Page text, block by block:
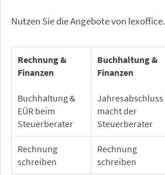
Nutzen Sie die Angebote von lexoffice.
Rechnung &
Finanzen
Buchhaltung &
EÜR beim
Steuerberater
Buchhaltung &
Finanzen
Jahresabschluss
macht der
Steuerberater
Rechnung
schreiben
Rechnung
schreiben